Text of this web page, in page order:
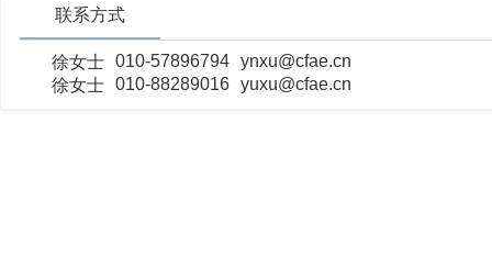
联系方式
徐女士 010-57896794 ynxu@cfae.cn
徐女士 010-88289016 yuxu@cfae.cn